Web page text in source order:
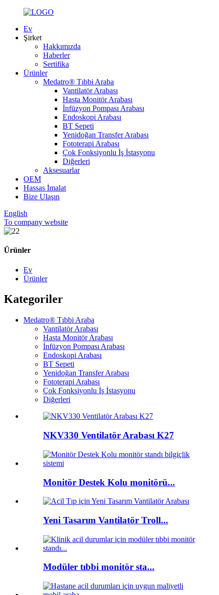
Ev
Şirket
Hakkımızda
Haberler
Sertifika
Ürünler
Medatro® Tıbbi Araba
Vantilatör Arabası
Hasta Monitör Arabası
İnfüzyon Pompası Arabası
Endoskopi Arabası
BT Sepeti
Yenidoğan Transfer Arabası
Fototerapi Arabası
Çok Fonksiyonlu İş İstasyonu
Diğerleri
Aksesuarlar
OEM
Hassas İmalat
Bize Ulaşın
English
To company website
Ürünler
Ev
Ürünler
Kategoriler
Medatro® Tıbbi Araba
Vantilatör Arabası
Hasta Monitör Arabası
İnfüzyon Pompası Arabası
Endoskopi Arabası
BT Sepeti
Yenidoğan Transfer Arabası
Fototerapi Arabası
Çok Fonksiyonlu İş İstasyonu
Diğerleri
NKV330 Ventilatör Arabası K27
Monitör Destek Kolu monitörü...
Yeni Tasarım Vantilatör Troll...
Modüler tıbbi monitör sta...